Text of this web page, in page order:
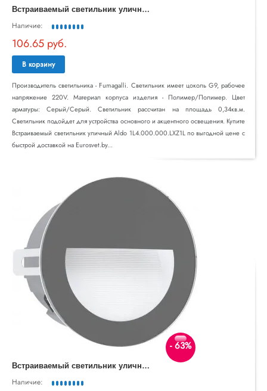
В
страиваемый светильник уличный Aldo 1L4.000.000.LXZ1L
Наличие:
106.65 руб.
В корзину
Производитель светильника - Fumagalli. Светильник имеет цоколь G9, рабочее
напряжение 220V. Материал корпуса изделия - Полимер/Полимер. Цвет
арматуры: Серый/Серый. Светильник рассчитан на площадь 0,34кв.м.
Светильник подойдет для устройства основного и акцентного освещения. Купите
Встраиваемый светильник уличный Aldo 1L4.000.000.LXZ1L по выгодной цене с
быстрой доставкой на Eurosvet.by...
- 63%
В
страиваемый светильник уличный Aracena 99576
Наличие: